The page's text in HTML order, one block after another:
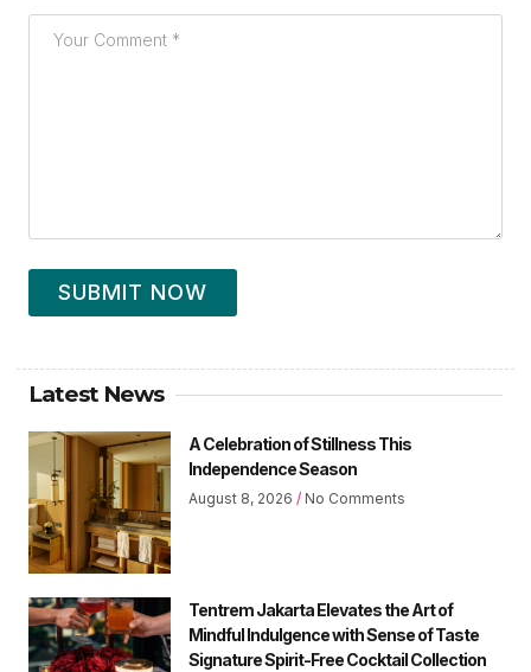
SUBMIT NOW
Latest News
A Celebration of Stillness This
Independence Season
August 8, 2026 No Comments
Tentrem Jakarta Elevates the Art of
Mindful Indulgence with Sense of Taste
Signature Spirit-Free Cocktail Collection